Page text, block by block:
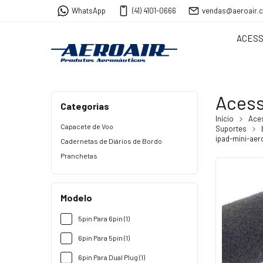
WhatsApp (41) 4101-0666
Categorias
Capacete de Voo
Cadernetas de Diários de Bordo
Pranchetas
Modelo
5pin Para 6pin (1)
6pin Para 5pin (1)
6pin Para Dual Plug (1)
Início
Suportes
ipad-mini-